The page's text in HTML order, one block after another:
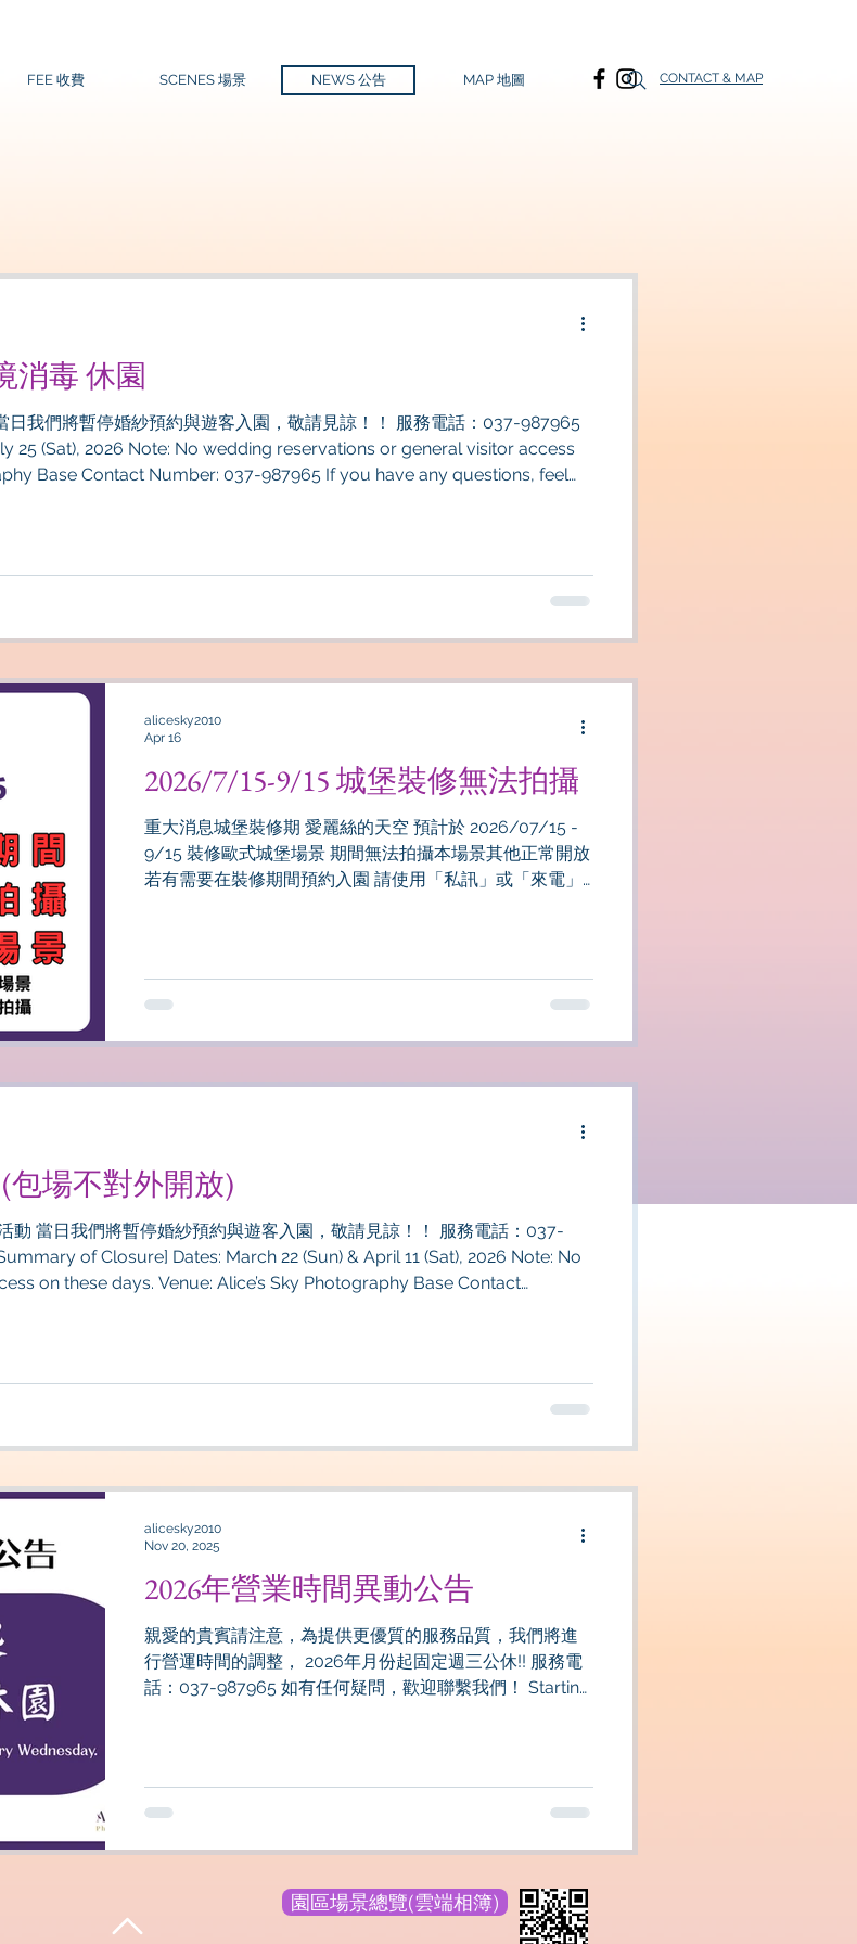
FEE 收費 SCENES 場景 NEWS 公告 MAP 地圖 CONTACT & MAP
消毒 休園
我們將暫停婚紗預約與遊客入園，敬請見諒！！ 服務電話：037-987965
access
Base Contact Number: 037-987965 If you have any questions, feel
2026/7/15-9/15 城堡裝修無法拍攝
重大消息城堡裝修期 愛麗絲的天空 預計於 2026/07/15 -
9/15 裝修歐式城堡場景 期間無法拍攝本場景其他正常開放
若有需要在裝修期間預約入園 請使用「私訊」或「來電」
alicesky2010
Apr 16
包場不對外開放)
動 當日我們將暫停婚紗預約與遊客入園，敬請見諒！！ 服務電話：037-
22 (Sun) & April 11 (Sat), 2026 Note: No
Alice’s Sky Photography Base Contact
2026年營業時間異動公告
親愛的貴賓請注意，為提供更優質的服務品質，我們將進
行營運時間的調整， 2026年月份起固定週三公休!! 服務電
話：037-987965 如有任何疑問，歡迎聯繫我們！ Starting
alicesky2010
Nov 20, 2025
園區場景總覽(雲端相簿)